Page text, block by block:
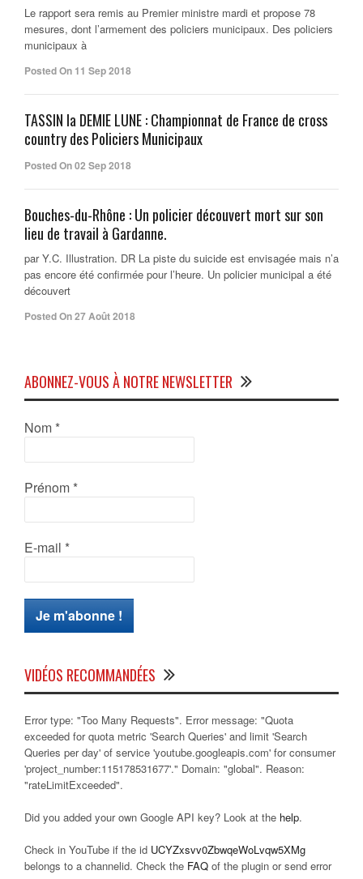
Le rapport sera remis au Premier ministre mardi et propose 78
mesures, dont l’armement des policiers municipaux. Des policiers
municipaux à
Posted On 11 Sep 2018
TASSIN la DEMIE LUNE : Championnat de France de cross
country des Policiers Municipaux
Posted On 02 Sep 2018
Bouches-du-Rhône : Un policier découvert mort sur son
lieu de travail à Gardanne.
par Y.C. Illustration. DR La piste du suicide est envisagée mais n’a
pas encore été confirmée pour l’heure. Un policier municipal a été
découvert
Posted On 27 Août 2018
ABONNEZ-VOUS À NOTRE NEWSLETTER
Nom *
Prénom *
E-mail *
VIDÉOS RECOMMANDÉES
Error type: "Too Many Requests". Error message: "Quota
exceeded for quota metric 'Search Queries' and limit 'Search
Queries per day' of service 'youtube.googleapis.com' for consumer
'project_number:115178531677'." Domain: "global". Reason:
"rateLimitExceeded".
Did you added your own Google API key? Look at the help.
Check in YouTube if the id UCYZxsvv0ZbwqeWoLvqw5XMg
belongs to a channelid. Check the FAQ of the plugin or send error